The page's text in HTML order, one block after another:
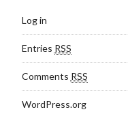
Log in
Entries RSS
Comments RSS
WordPress.org